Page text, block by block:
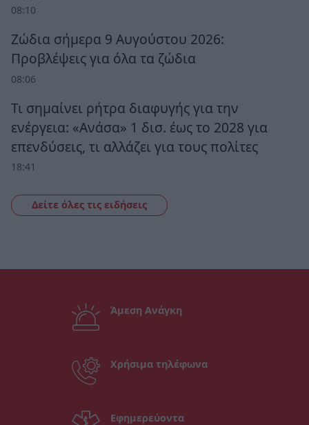
08:10
Ζώδια σήμερα 9 Αυγούστου 2026:
Προβλέψεις για όλα τα ζώδια
08:06
Τι σημαίνει ρήτρα διαφυγής για την
ενέργεια: «Ανάσα» 1 δισ. έως το 2028 για
επενδύσεις, τι αλλάζει για τους πολίτες
18:41
Δείτε όλες τις ειδήσεις
Άμεση Ανάγκη
Χρήσιμα τηλέφωνα
Εφημερεύοντα